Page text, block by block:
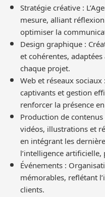
Stratégie créative :
mesure, alliant
optimiser la
Design graphique :
et cohérentes,
chaque projet.
Web et réseaux
captivants et gestion
renforcer la présence
Production de
vidéos, illustrations et
en intégrant les
l’intelligence
Événements :
mémorables, reflétant
clients.